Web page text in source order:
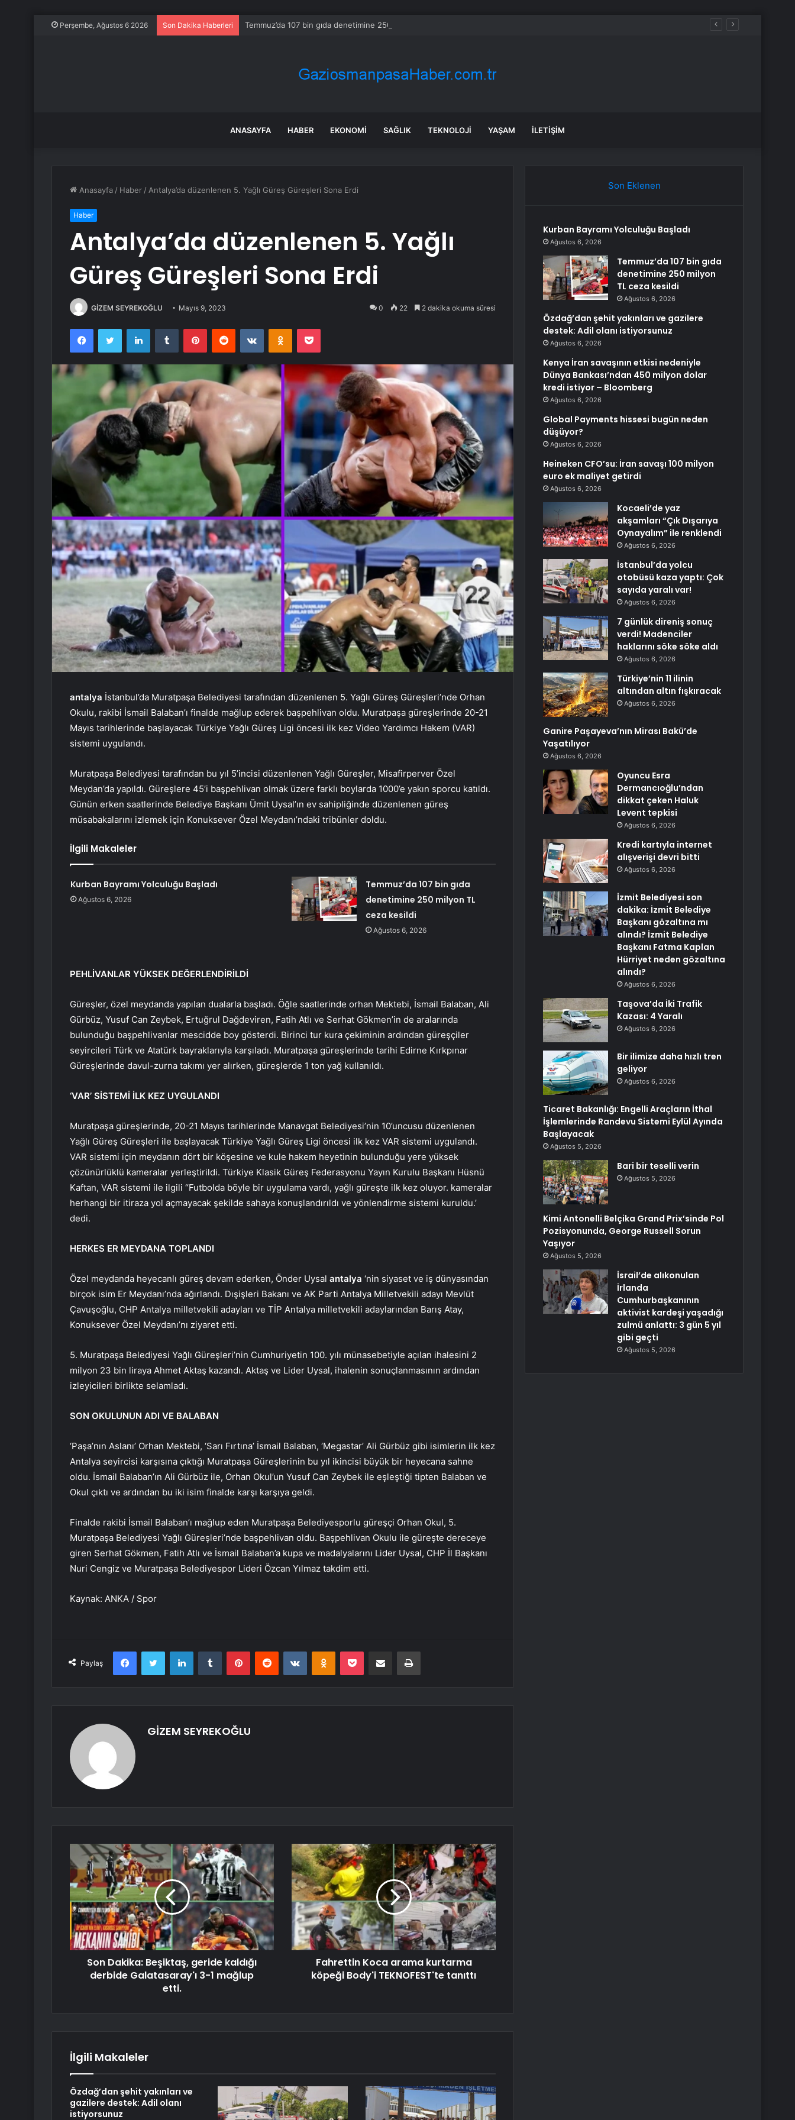
Perşembe, Ağustos 6 2026 Son Dakika Haberleri Temmuz’da 107 bin gıda denetimine 250 milyon TL ceza kesildi
ANASAYFA HABER EKONOMI SAĞLIK TEKNOLOJI YAŞAM İLETIŞIM
Anasayfa / Haber / Antalya’da düzenlenen 5. Yağlı Güreş Güreşleri Sona Erdi
Haber
Antalya’da düzenlenen 5. Yağlı
Güreş Güreşleri Sona Erdi
GİZEM SEYREKOĞLU Mayıs 9, 2023 0 22 2 dakika okuma süresi
FacebookTwitter LinkedInTumblr PinterestReddit VKontakteOdnoklassniki
Pocket
antalya İstanbul’da Muratpaşa Belediyesi tarafından düzenlenen 5. Yağlı Güreş Güreşleri’nde Orhan
Okulu, rakibi İsmail Balaban’ı finalde mağlup ederek başpehlivan oldu. Muratpaşa güreşlerinde 20-21
Mayıs tarihlerinde başlayacak Türkiye Yağlı Güreş Ligi öncesi ilk kez Video Yardımcı Hakem (VAR)
sistemi uygulandı.
Muratpaşa Belediyesi tarafından bu yıl 5’incisi düzenlenen Yağlı Güreşler, Misafirperver Özel
Meydan’da yapıldı. Güreşlere 45’i başpehlivan olmak üzere farklı boylarda 1000’e yakın sporcu katıldı.
Günün erken saatlerinde Belediye Başkanı Ümit Uysal’ın ev sahipliğinde düzenlenen güreş
müsabakalarını izlemek için Konuksever Özel Meydanı’ndaki tribünler doldu.
İlgili Makaleler
Kurban Bayramı Yolculuğu Başladı
Ağustos 6, 2026
Temmuz’da 107 bin gıda
denetimine 250 milyon TL
ceza kesildi
Ağustos 6, 2026
PEHLİVANLAR YÜKSEK DEĞERLENDİRİLDİ
Güreşler, özel meydanda yapılan dualarla başladı. Öğle saatlerinde orhan Mektebi, İsmail Balaban, Ali
Gürbüz, Yusuf Can Zeybek, Ertuğrul Dağdeviren, Fatih Atlı ve Serhat Gökmen’in de aralarında
bulunduğu başpehlivanlar mescidde boy gösterdi. Birinci tur kura çekiminin ardından güreşçiler
seyircileri Türk ve Atatürk bayraklarıyla karşıladı. Muratpaşa güreşlerinde tarihi Edirne Kırkpınar
Güreşlerinde davul-zurna takımı yer alırken, güreşlerde 1 ton yağ kullanıldı.
‘VAR’ SİSTEMİ İLK KEZ UYGULANDI
Muratpaşa güreşlerinde, 20-21 Mayıs tarihlerinde Manavgat Belediyesi’nin 10’uncusu düzenlenen
Yağlı Güreş Güreşleri ile başlayacak Türkiye Yağlı Güreş Ligi öncesi ilk kez VAR sistemi uygulandı.
VAR sistemi için meydanın dört bir köşesine ve kule hakem heyetinin bulunduğu yere yüksek
çözünürlüklü kameralar yerleştirildi. Türkiye Klasik Güreş Federasyonu Yayın Kurulu Başkanı Hüsnü
Kaftan, VAR sistemi ile ilgili “Futbolda böyle bir uygulama vardı, yağlı güreşte ilk kez oluyor. kameralar
herhangi bir itiraza yol açmayacak şekilde sahaya konuşlandırıldı ve yönlendirme sistemi kuruldu.’
dedi.
HERKES ER MEYDANA TOPLANDI
Özel meydanda heyecanlı güreş devam ederken, Önder Uysal antalya ‘nin siyaset ve iş dünyasından
birçok isim Er Meydanı’nda ağırlandı. Dışişleri Bakanı ve AK Parti Antalya Milletvekili adayı Mevlüt
Çavuşoğlu, CHP Antalya milletvekili adayları ve TİP Antalya milletvekili adaylarından Barış Atay,
Konuksever Özel Meydanı’nı ziyaret etti.
5. Muratpaşa Belediyesi Yağlı Güreşleri’nin Cumhuriyetin 100. yılı münasebetiyle açılan ihalesini 2
milyon 23 bin liraya Ahmet Aktaş kazandı. Aktaş ve Lider Uysal, ihalenin sonuçlanmasının ardından
izleyicileri birlikte selamladı.
SON OKULUNUN ADI VE BALABAN
‘Paşa’nın Aslanı’ Orhan Mektebi, ‘Sarı Fırtına’ İsmail Balaban, ‘Megastar’ Ali Gürbüz gibi isimlerin ilk kez
Antalya seyircisi karşısına çıktığı Muratpaşa Güreşlerinin bu yıl ikincisi büyük bir heyecana sahne
oldu. İsmail Balaban’ın Ali Gürbüz ile, Orhan Okul’un Yusuf Can Zeybek ile eşleştiği tipten Balaban ve
Okul çıktı ve ardından bu iki isim finalde karşı karşıya geldi.
Finalde rakibi İsmail Balaban’ı mağlup eden Muratpaşa Belediyesporlu güreşçi Orhan Okul, 5.
Muratpaşa Belediyesi Yağlı Güreşleri’nde başpehlivan oldu. Başpehlivan Okulu ile güreşte dereceye
giren Serhat Gökmen, Fatih Atlı ve İsmail Balaban’a kupa ve madalyalarını Lider Uysal, CHP İl Başkanı
Nuri Cengiz ve Muratpaşa Belediyespor Lideri Özcan Yılmaz takdim etti.
Kaynak: ANKA / Spor
Paylaş
FacebookTwitter LinkedInTumblr PinterestReddit VKontakteOdnoklassniki
Pocket E-Posta ile paylaş Yazdır
GİZEM SEYREKOĞLU
Son Dakika: Beşiktaş, geride kaldığı
derbide Galatasaray'ı 3-1 mağlup
etti.
Fahrettin Koca arama kurtarma
köpeği Body'i TEKNOFEST'te tanıttı
İlgili Makaleler
Özdağ’dan şehit yakınları ve
gazilere destek: Adil olanı
istiyorsunuz
Son Eklenen
Kurban Bayramı Yolculuğu Başladı
Ağustos 6, 2026
Temmuz’da 107 bin gıda
denetimine 250 milyon
TL ceza kesildi
Ağustos 6, 2026
Özdağ’dan şehit yakınları ve gazilere
destek: Adil olanı istiyorsunuz
Ağustos 6, 2026
Kenya İran savaşının etkisi nedeniyle
Dünya Bankası’ndan 450 milyon dolar
kredi istiyor – Bloomberg
Ağustos 6, 2026
Global Payments hissesi bugün neden
düşüyor?
Ağustos 6, 2026
Heineken CFO’su: İran savaşı 100 milyon
euro ek maliyet getirdi
Ağustos 6, 2026
Kocaeli’de yaz
akşamları “Çık Dışarıya
Oynayalım” ile renklendi
Ağustos 6, 2026
İstanbul’da yolcu
otobüsü kaza yaptı: Çok
sayıda yaralı var!
Ağustos 6, 2026
7 günlük direniş sonuç
verdi! Madenciler
haklarını söke söke aldı
Ağustos 6, 2026
Türkiye’nin 11 ilinin
altından altın fışkıracak
Ağustos 6, 2026
Ganire Paşayeva’nın Mirası Bakü’de
Yaşatılıyor
Ağustos 6, 2026
Oyuncu Esra
Dermancıoğlu’ndan
dikkat çeken Haluk
Levent tepkisi
Ağustos 6, 2026
Kredi kartıyla internet
alışverişi devri bitti
Ağustos 6, 2026
İzmit Belediyesi son
dakika: İzmit Belediye
Başkanı gözaltına mı
alındı? İzmit Belediye
Başkanı Fatma Kaplan
Hürriyet neden gözaltına
alındı?
Ağustos 6, 2026
Taşova’da İki Trafik
Kazası: 4 Yaralı
Ağustos 6, 2026
Bir ilimize daha hızlı tren
geliyor
Ağustos 6, 2026
Ticaret Bakanlığı: Engelli Araçların İthal
İşlemlerinde Randevu Sistemi Eylül Ayında
Başlayacak
Ağustos 5, 2026
Bari bir teselli verin
Ağustos 5, 2026
Kimi Antonelli Belçika Grand Prix’sinde Pol
Pozisyonunda, George Russell Sorun
Yaşıyor
Ağustos 5, 2026
İsrail’de alıkonulan
İrlanda
Cumhurbaşkanının
aktivist kardeşi yaşadığı
zulmü anlattı: 3 gün 5 yıl
gibi geçti
Ağustos 5, 2026